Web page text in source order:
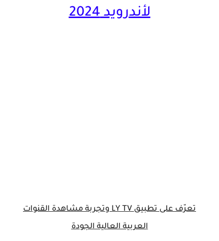
لأندرويد 2024
تعرّف على تطبيق LY TV وتجربة مشاهدة القنوات
العربية العالية الجودة